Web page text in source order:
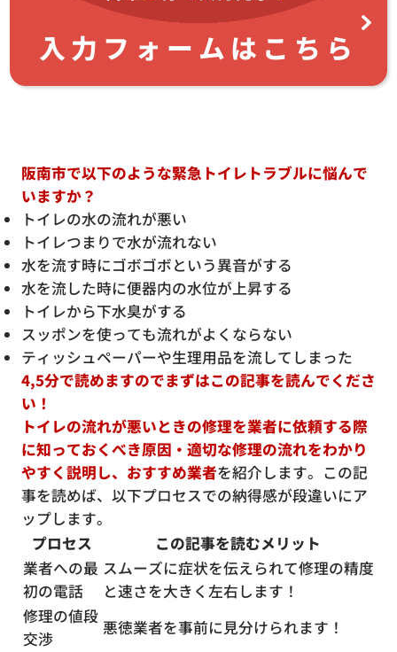
入力フォームはこちら
阪南市で以下のような緊急トイレトラブルに悩んで
いますか？
トイレの水の流れが悪い
トイレつまりで水が流れない
水を流す時にゴボゴボという異音がする
水を流した時に便器内の水位が上昇する
トイレから下水臭がする
スッポンを使っても流れがよくならない
ティッシュペーパーや生理用品を流してしまった
4,5分で読めますのでまずはこの記事を読んでくださ
い！
トイレの流れが悪いときの修理を業者に依頼する際
に知っておくべき原因・適切な修理の流れをわかり
やすく説明し、おすすめ業者を紹介します。この記
事を読めば、以下プロセスでの納得感が段違いにア
ップします。
プロセス
この記事を読むメリット
業者への最
初の電話
スムーズに症状を伝えられて修理の精度
と速さを大きく左右します！
修理の値段
交渉
悪徳業者を事前に見分けられます！